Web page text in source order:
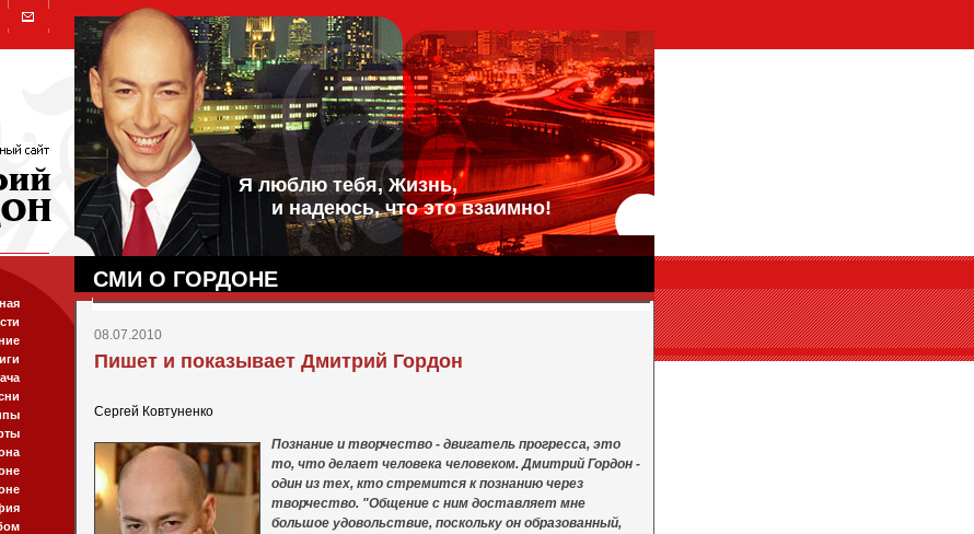
Я люблю тебя, Жизнь,
и надеюсь, что это взаимно!
СМИ О ГОРДОНЕ
08.07.2010
Пишет и показывает Дмитрий Гордон
Сергей Ковтуненко
Познание и творчество - двигатель прогресса, это
то, что делает человека человеком. Дмитрий Гордон -
один из тех, кто стремится к познанию через
творчество. "Общение с ним доставляет мне
большое удовольствие, поскольку он образованный,